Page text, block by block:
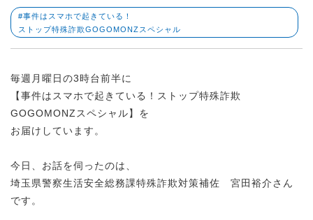
#事件はスマホで起きている！
ストップ特殊詐欺GOGOMONZスペシャル
毎週月曜日の3時台前半に
【事件はスマホで起きている！ストップ特殊詐欺
GOGOMONZスペシャル】を
お届けしています。
今日、お話を伺ったのは、
埼玉県警察生活安全総務課特殊詐欺対策補佐 宮田裕介さん
です。